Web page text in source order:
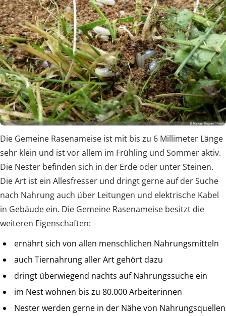
Die Gemeine Rasenameise ist mit bis zu 6 Millimeter Länge
sehr klein und ist vor allem im Frühling und Sommer aktiv.
Die Nester befinden sich in der Erde oder unter Steinen.
Die Art ist ein Allesfresser und dringt gerne auf der Suche
nach Nahrung auch über Leitungen und elektrische Kabel
in Gebäude ein. Die Gemeine Rasenameise besitzt die
weiteren Eigenschaften:
ernährt sich von allen menschlichen Nahrungsmitteln
auch Tiernahrung aller Art gehört dazu
dringt überwiegend nachts auf Nahrungssuche ein
im Nest wohnen bis zu 80.000 Arbeiterinnen
Nester werden gerne in der Nähe von Nahrungsquellen